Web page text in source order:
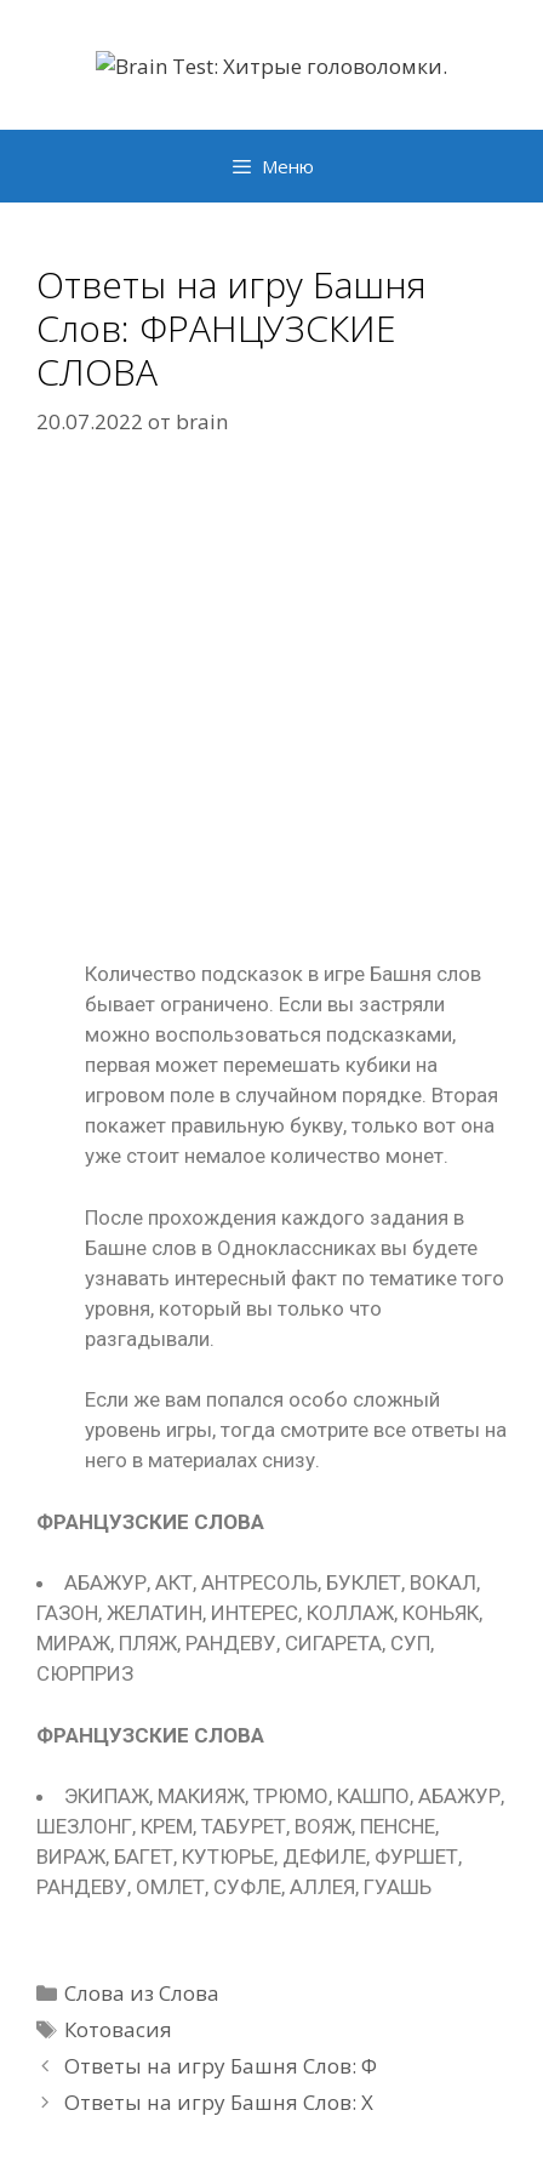
содержимому
Меню
Ответы на игру Башня
Слов: ФРАНЦУЗСКИЕ
СЛОВА
20.07.2022 от brain
Количество подсказок в игре Башня слов
бывает ограничено. Если вы застряли
можно воспользоваться подсказками,
первая может перемешать кубики на
игровом поле в случайном порядке. Вторая
покажет правильную букву, только вот она
уже стоит немалое количество монет.
После прохождения каждого задания в
Башне слов в Одноклассниках вы будете
узнавать интересный факт по тематике того
уровня, который вы только что
разгадывали.
Если же вам попался особо сложный
уровень игры, тогда смотрите все ответы на
него в материалах снизу.
ФРАНЦУЗСКИЕ СЛОВА
АБАЖУР, АКТ, АНТРЕСОЛЬ, БУКЛЕТ, ВОКАЛ,
ГАЗОН, ЖЕЛАТИН, ИНТЕРЕС, КОЛЛАЖ, КОНЬЯК,
МИРАЖ, ПЛЯЖ, РАНДЕВУ, СИГАРЕТА, СУП,
СЮРПРИЗ
ФРАНЦУЗСКИЕ СЛОВА
ЭКИПАЖ, МАКИЯЖ, ТРЮМО, КАШПО, АБАЖУР,
ШЕЗЛОНГ, КРЕМ, ТАБУРЕТ, ВОЯЖ, ПЕНСНЕ,
ВИРАЖ, БАГЕТ, КУТЮРЬЕ, ДЕФИЛЕ, ФУРШЕТ,
РАНДЕВУ, ОМЛЕТ, СУФЛЕ, АЛЛЕЯ, ГУАШЬ
Рубрики
Слова из Слова
Метки
Котовасия
Ответы на игру Башня Слов: Ф
Ответы на игру Башня Слов: Х